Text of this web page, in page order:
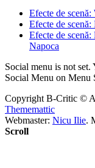
Efecte de
Efecte de
Efecte de
Napoca
Social menu is not set.
Social Menu on Menu
Copyright B-Critic ©
Thememattic
Webmaster: Nicu Ilie.
Scroll